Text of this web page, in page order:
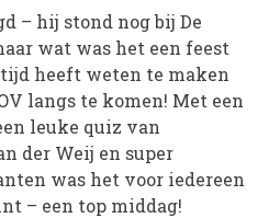
Hova Zembla
Brandhout
is de Basis!
Vleuten
Orchestra
– hij stond nog bij De
wat was het een feest
heeft weten te maken
langs te komen! Met een
leuke quiz van
der Weij en super
was het voor iedereen
– een top middag!